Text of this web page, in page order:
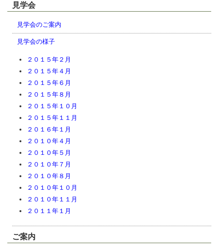
見学会
見学会のご案内
見学会の様子
２０１５年２月
２０１５年４月
２０１５年６月
２０１５年８月
２０１５年１０月
２０１５年１１月
２０１６年１月
２０１０年４月
２０１０年５月
２０１０年７月
２０１０年８月
２０１０年１０月
２０１０年１１月
２０１１年１月
ご案内